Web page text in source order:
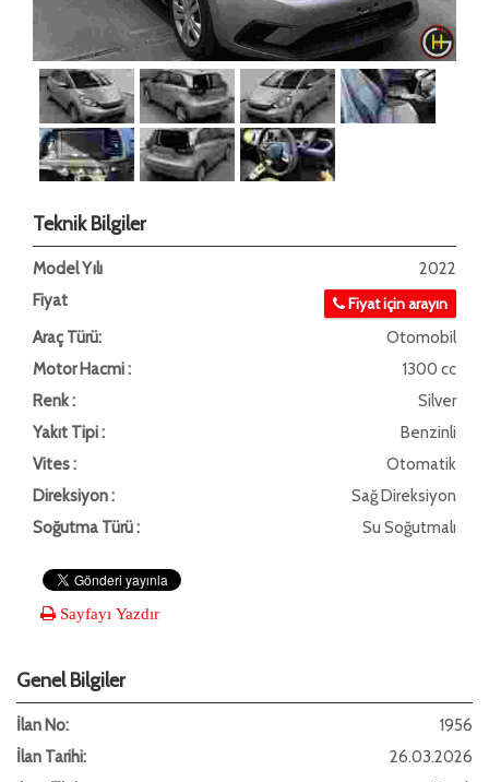
Teknik Bilgiler
Model Yılı
2022
Fiyat
Fiyat için arayın
Araç Türü:
Otomobil
Motor Hacmi :
1300 cc
Renk :
Silver
Yakıt Tipi :
Benzinli
Vites :
Otomatik
Direksiyon :
Sağ Direksiyon
Soğutma Türü :
Su Soğutmalı
Sayfayı Yazdır
Genel Bilgiler
İlan No:
1956
İlan Tarihi:
26.03.2026